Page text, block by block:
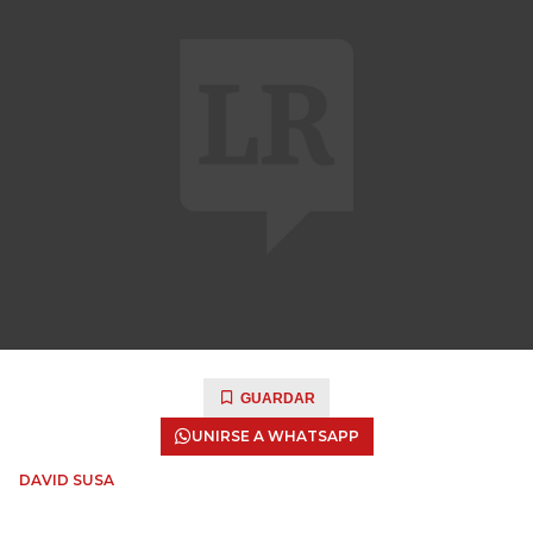
GUARDAR
UNIRSE A WHATSAPP
DAVID SUSA